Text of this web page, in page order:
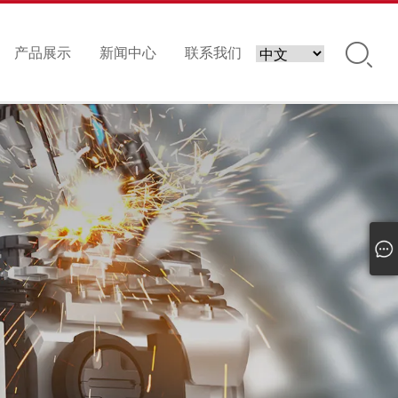
产品展示 新闻中心 联系我们